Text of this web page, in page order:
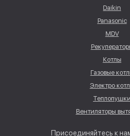
Daikin
Panasonic
MDV
Котлы
Газовые
Электро
Теплопушки
Вентиляторы
Присоединяйтесь к